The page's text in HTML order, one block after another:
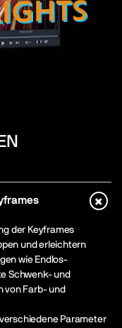
der Keyframes
und erleichtern
wie Endlos-
Schwenk- und
von Farb- und
Parameter